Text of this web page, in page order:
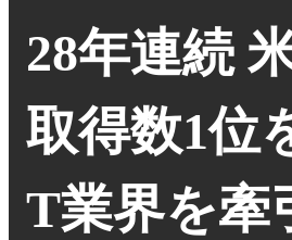
28年連続
取得数1位
T業界を牽